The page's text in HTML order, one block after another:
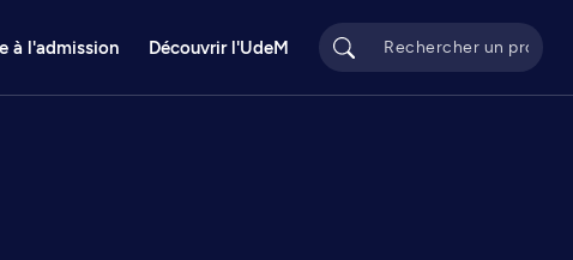
à l'admission Découvrir l'UdeM